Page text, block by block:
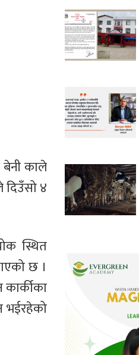
बेनी काले
दिउँसो ४
स्थित
छ ।
भईरहेको